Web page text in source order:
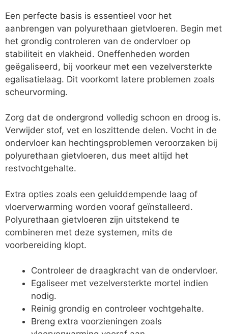
Een perfecte basis is essentieel voor het
aanbrengen van polyurethaan gietvloeren. Begin met
het grondig controleren van de ondervloer op
stabiliteit en vlakheid. Oneffenheden worden
geëgaliseerd, bij voorkeur met een vezelversterkte
egalisatielaag. Dit voorkomt latere problemen zoals
scheurvorming.
Zorg dat de ondergrond volledig schoon en droog is.
Verwijder stof, vet en loszittende delen. Vocht in de
ondervloer kan hechtingsproblemen veroorzaken bij
polyurethaan gietvloeren, dus meet altijd het
restvochtgehalte.
Extra opties zoals een geluiddempende laag of
vloerverwarming worden vooraf geïnstalleerd.
Polyurethaan gietvloeren zijn uitstekend te
combineren met deze systemen, mits de
voorbereiding klopt.
Controleer de draagkracht van de ondervloer.
Egaliseer met vezelversterkte mortel indien
nodig.
Reinig grondig en controleer vochtgehalte.
Breng extra voorzieningen zoals